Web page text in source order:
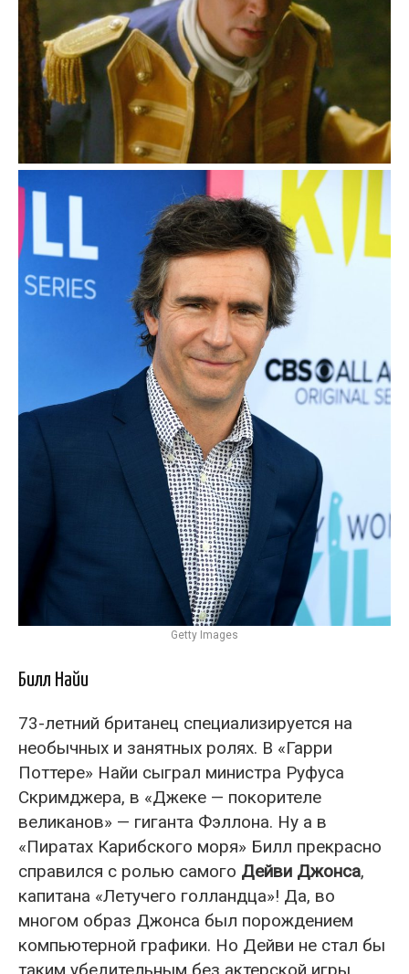
Getty Images
Билл Найи
73-летний британец специализируется на
необычных и занятных ролях. В «Гарри
Поттере» Найи сыграл министра Руфуса
Скримджера, в «Джеке — покорителе
великанов» — гиганта Фэллона. Ну а в
«Пиратах Карибского моря» Билл прекрасно
справился с ролью самого Дейви Джонса,
капитана «Летучего голландца»! Да, во
многом образ Джонса был порождением
компьютерной графики. Но Дейви не стал бы
таким убедительным без актерской игры